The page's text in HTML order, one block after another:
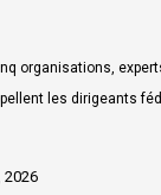
organisations,
les dirigeants
2026